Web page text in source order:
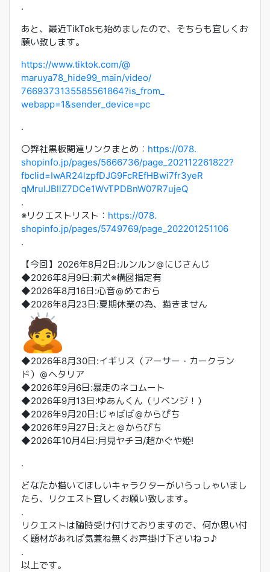
.
あと、最近TikTokも始めましたので、 そちらも宜しくお
願い致します。
https://www.tiktok.com/@
maruya78_hide99_main/video/
7669373135585561864?is_from_
webapp=1&sender_device=pc
.
〇弊社黒板関連リンクまとめ： https://078.
shopinfo.jp/pages/5666736/page_202112261822?
fbclid=IwAR24lzpfDJG9FcREfHBwi7fr3yeR
qMruIJBllZ7DCe1WvTPDBnW07R7ujeQ
.
※リクエストリスト： https://078.
shopinfo.jp/pages/5749769/page_202201251106
.
【今回】2026年8月2日:ルンルン＠にじさんじ
◆2026年8月9日:莉犬※構図指定有
◆2026年8月16日:心音＠めておら
◆2026年8月23日:夏期休業の為、描きません
◆2026年8月30日:イギリス（アーサー・カークラン
ド）＠ヘタリア
◆2026年9月6日:暴走のネコムート
◆2026年9月13日:ゆあんくん（リベンジ！）
◆2026年9月20日:じゃばば＠からぴち
◆2026年9月27日:えと＠からぴち
◆2026年10月4日:月見ヤチヨ/超かぐや姫!
.
どなたか描いてほしいキャラクターがいらっしゃいまし
たら、
リクエスト宜しくお願い致します。
.
リクエストは随時受け付けておりますので、 何か思い付
く題材があれば気兼ね無くお声掛け下さいねっ♪
.
以上です。